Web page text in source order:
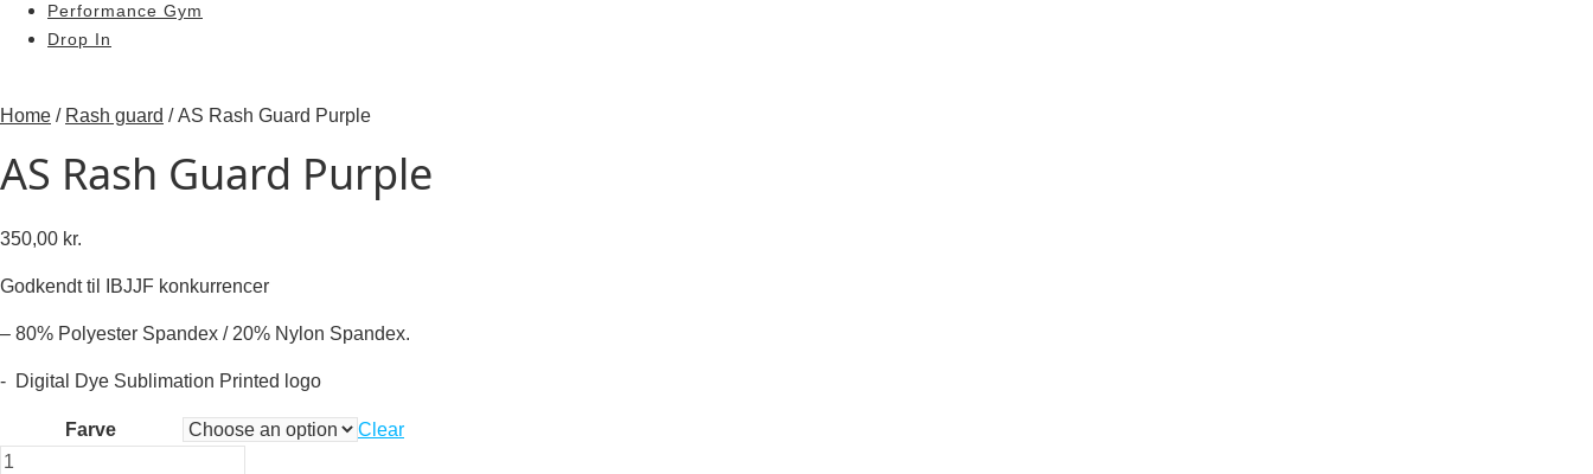
Performance Gym
Drop In
Home / Rash guard / AS Rash Guard Purple
AS Rash Guard Purple
350,00 kr.
Godkendt til IBJJF konkurrencer
– 80% Polyester Spandex / 20% Nylon Spandex.
​- Digital Dye Sublimation Printed logo
Farve
Clear
AS